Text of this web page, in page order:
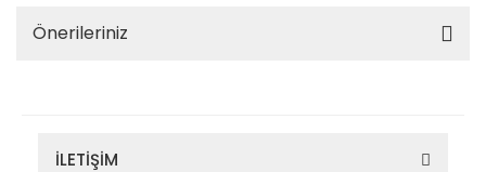
Önerileriniz
İLETİŞİM